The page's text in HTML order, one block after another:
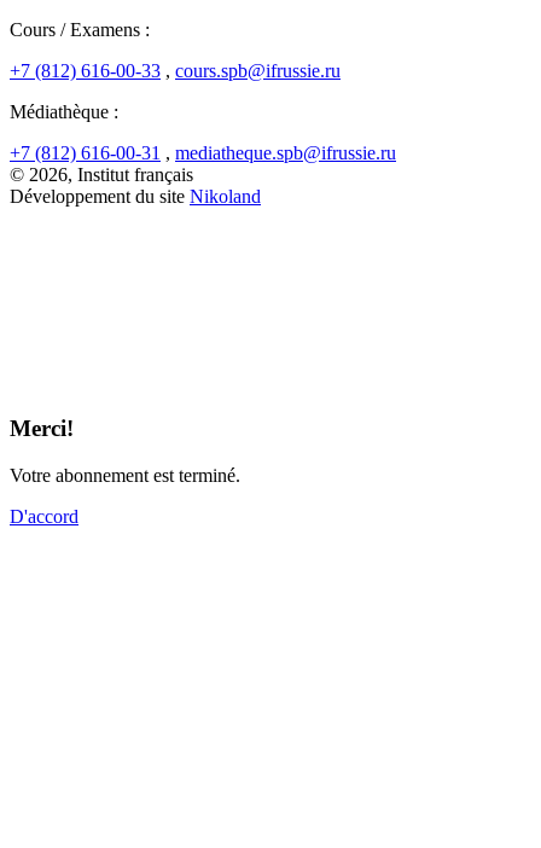
Cours / Examens :
+7 (812) 616-00-33 , cours.spb@ifrussie.ru
Médiathèque :
+7 (812) 616-00-31 , mediatheque.spb@ifrussie.ru
© 2026, Institut français
Développement du site Nikoland
Merci!
Votre abonnement est terminé.
D'accord